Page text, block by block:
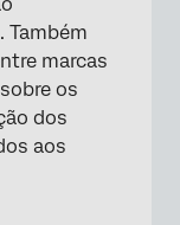
Também
marcas
os
dos
aos